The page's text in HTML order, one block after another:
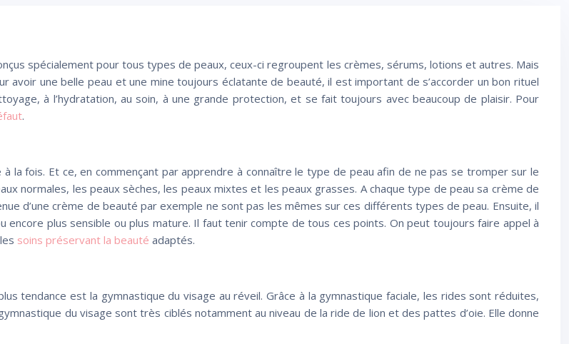
spécialement pour tous types de peaux, ceux-ci regroupent les crèmes, sérums, lotions et autres. Mais
une belle peau et une mine toujours éclatante de beauté, il est important de s’accorder un bon rituel
à l’hydratation, au soin, à une grande protection, et se fait toujours avec beaucoup de plaisir. Pour
.
à la fois. Et ce, en commençant par apprendre à connaître le type de peau afin de ne pas se tromper sur le
normales, les peaux sèches, les peaux mixtes et les peaux grasses. A chaque type de peau sa crème de
d’une crème de beauté par exemple ne sont pas les mêmes sur ces différents types de peau. Ensuite, il
encore plus sensible ou plus mature. Il faut tenir compte de tous ces points. On peut toujours faire appel à
soins préservant la beauté adaptés.
tendance est la gymnastique du visage au réveil. Grâce à la gymnastique faciale, les rides sont réduites,
du visage sont très ciblés notamment au niveau de la ride de lion et des pattes d’oie. Elle donne